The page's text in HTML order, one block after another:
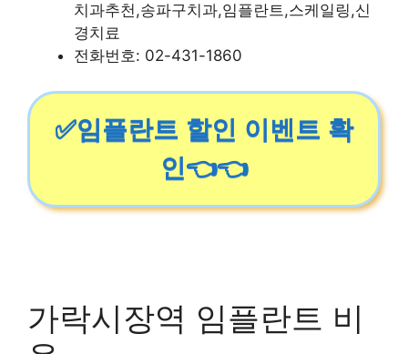
치과추천,송파구치과,임플란트,스케일링,신
경치료
전화번호: 02-431-1860
✅임플란트 할인 이벤트 확
인👈👈
가락시장역 임플란트 비